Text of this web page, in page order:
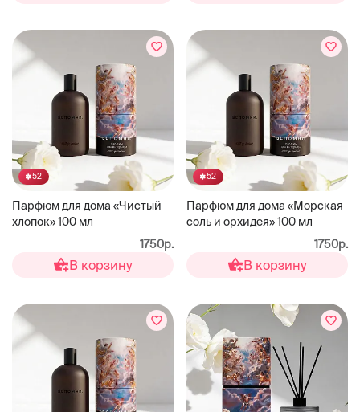
52
Парфюм для дома «Чистый
хлопок» 100 мл
1750р.
В корзину
52
Парфюм для дома «Морская
соль и орхидея» 100 мл
1750р.
В корзину